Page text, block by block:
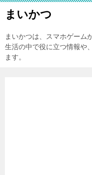
まいかつ
まいかつは、スマホゲーム
生活の中で役に立つ情報や
ます。